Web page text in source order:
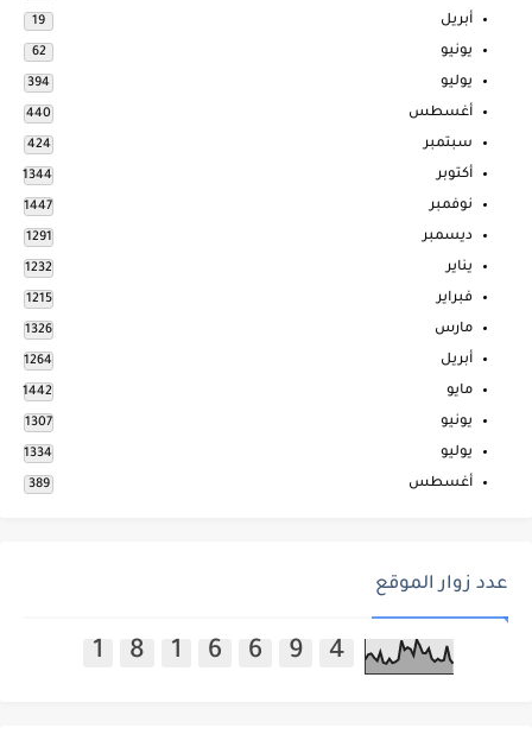
أبريل 19
يونيو 62
يوليو 394
أغسطس 440
سبتمبر 424
أكتوبر 1344
نوفمبر 1447
ديسمبر 1291
يناير 1232
فبراير 1215
مارس 1326
أبريل 1264
مايو 1442
يونيو 1307
يوليو 1334
أغسطس 389
عدد زوار الموقع
1 8 1 6 6 9 4